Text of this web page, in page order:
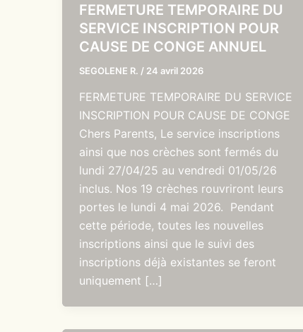
FERMETURE TEMPORAIRE DU
SERVICE INSCRIPTION POUR
CAUSE DE CONGE ANNUEL
SEGOLENE R. / 24 avril 2026
FERMETURE TEMPORAIRE DU SERVICE
INSCRIPTION POUR CAUSE DE CONGE
Chers Parents, Le service inscriptions
ainsi que nos crèches sont fermés du
lundi 27/04/25 au vendredi 01/05/26
inclus. Nos 19 crèches rouvriront leurs
portes le lundi 4 mai 2026. Pendant
cette période, toutes les nouvelles
inscriptions ainsi que le suivi des
inscriptions déjà existantes se feront
uniquement […]